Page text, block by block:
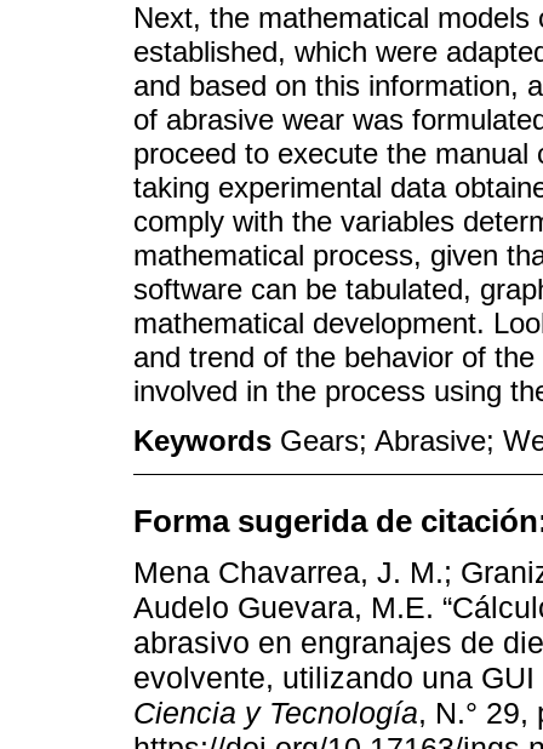
Next, the mathematical
established, which were
and based on this information,
of abrasive wear was
proceed to execute the
taking experimental data
comply with the variables
mathematical process, given
software can be tabulated,
mathematical development.
and trend of the behavior of
involved in the process using
Keywords Gears; Abrasive;
Forma sugerida de
Mena Chavarrea, J. M.;
Audelo Guevara, M.E.
abrasivo en engranajes de
evolvente, utilizando una
Ciencia y Tecnología, N.° 29,